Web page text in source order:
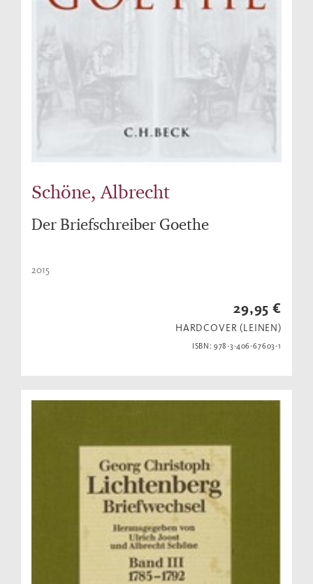
Schöne, Albrecht
Der Briefschreiber Goethe
2015
29,95 €
HARDCOVER (LEINEN)
ISBN: 978-3-406-67603-1